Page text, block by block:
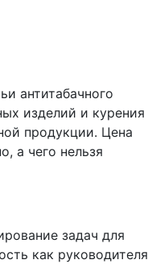
антитабачного
изделий и курения
продукции. Цена
а чего нельзя
задач для
как руководителя